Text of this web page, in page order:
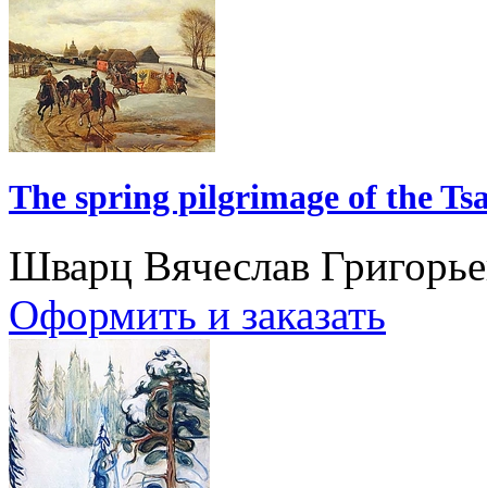
The spring pilgrimage of the
Шварц Вячеслав
Оформить и заказать